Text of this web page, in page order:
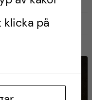
klicka på